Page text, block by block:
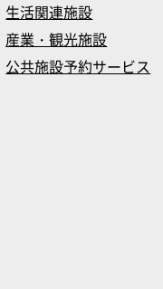
生活関連施設
産業・観光施設
公共施設予約サービス